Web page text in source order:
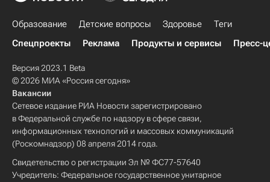
Образование Детские вопросы Здоровье
Теги
Спецпроекты
Реклама Продукты и сервисы Пресс-
Версия 2023.1 Beta
© 2026 МИА «Россия сегодня»
Вакансии
Сетевое издание РИА Новости зарегистрировано
в Федеральной службе по надзору в сфере связи,
информационных технологий и массовых коммуникаций
(Роскомнадзор) 08 апреля 2014 года.
Свидетельство о регистрации Эл № ФС77-57640
Учредитель: Федеральное государственное унитарное